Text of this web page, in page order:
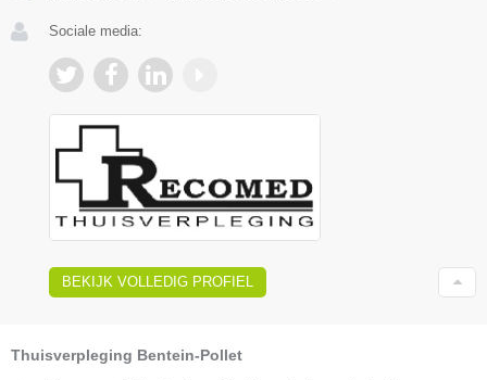
Sociale media:
BEKIJK VOLLEDIG PROFIEL
Thuisverpleging Bentein-Pollet